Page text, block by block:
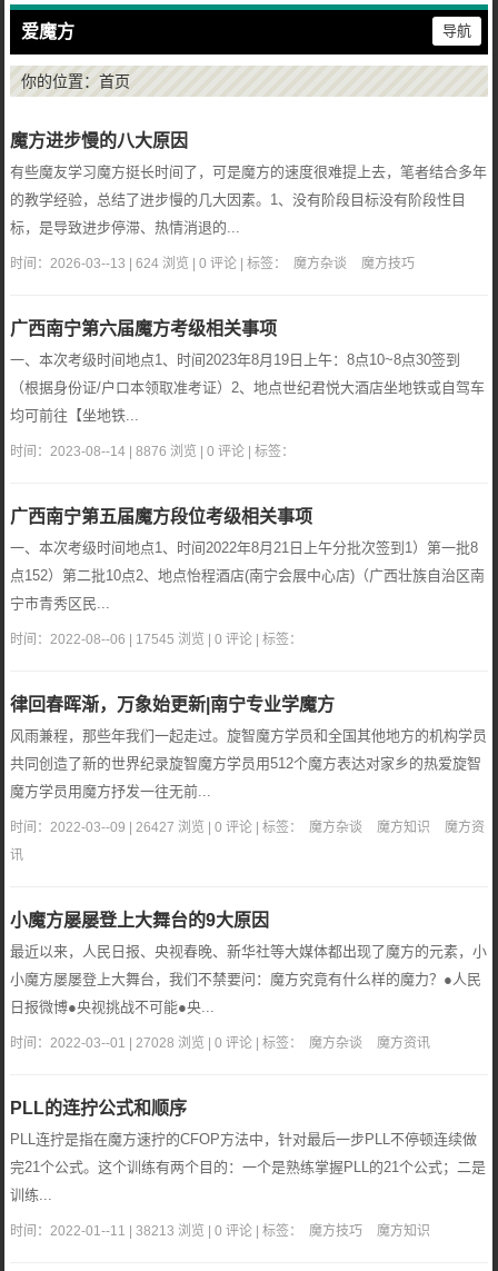
爱魔方 导航
你的位置： 首页
魔方进步慢的八大原因
有些魔友学习魔方挺长时间了，可是魔方的速度很难提上去，笔者结合多年
的教学经验，总结了进步慢的几大因素。1、没有阶段目标没有阶段性目
标，是导致进步停滞、热情消退的...
时间：2026-03--13 | 624 浏览 | 0 评论 | 标签： 魔方杂谈 魔方技巧
广西南宁第六届魔方考级相关事项
一、本次考级时间地点1、时间2023年8月19日上午：8点10~8点30签到
（根据身份证/户口本领取准考证）2、地点世纪君悦大酒店坐地铁或自驾车
均可前往【坐地铁...
时间：2023-08--14 | 8876 浏览 | 0 评论 | 标签：
广西南宁第五届魔方段位考级相关事项
一、本次考级时间地点1、时间2022年8月21日上午分批次签到1）第一批8
点152）第二批10点2、地点怡程酒店(南宁会展中心店)（广西壮族自治区南
宁市青秀区民...
时间：2022-08--06 | 17545 浏览 | 0 评论 | 标签：
律回春晖渐，万象始更新|南宁专业学魔方
风雨兼程，那些年我们一起走过。旋智魔方学员和全国其他地方的机构学员
共同创造了新的世界纪录旋智魔方学员用512个魔方表达对家乡的热爱旋智
魔方学员用魔方抒发一往无前...
时间：2022-03--09 | 26427 浏览 | 0 评论 | 标签： 魔方杂谈 魔方知识
魔方资
讯
小魔方屡屡登上大舞台的9大原因
最近以来，人民日报、央视春晚、新华社等大媒体都出现了魔方的元素，小
小魔方屡屡登上大舞台，我们不禁要问：魔方究竟有什么样的魔力？●人民
日报微博●央视挑战不可能●央...
时间：2022-03--01 | 27028 浏览 | 0 评论 | 标签： 魔方杂谈 魔方资讯
PLL的连拧公式和顺序
PLL连拧是指在魔方速拧的CFOP方法中，针对最后一步PLL不停顿连续做
完21个公式。这个训练有两个目的：一个是熟练掌握PLL的21个公式；二是
训练...
时间：2022-01--11 | 38213 浏览 | 0 评论 | 标签： 魔方技巧 魔方知识